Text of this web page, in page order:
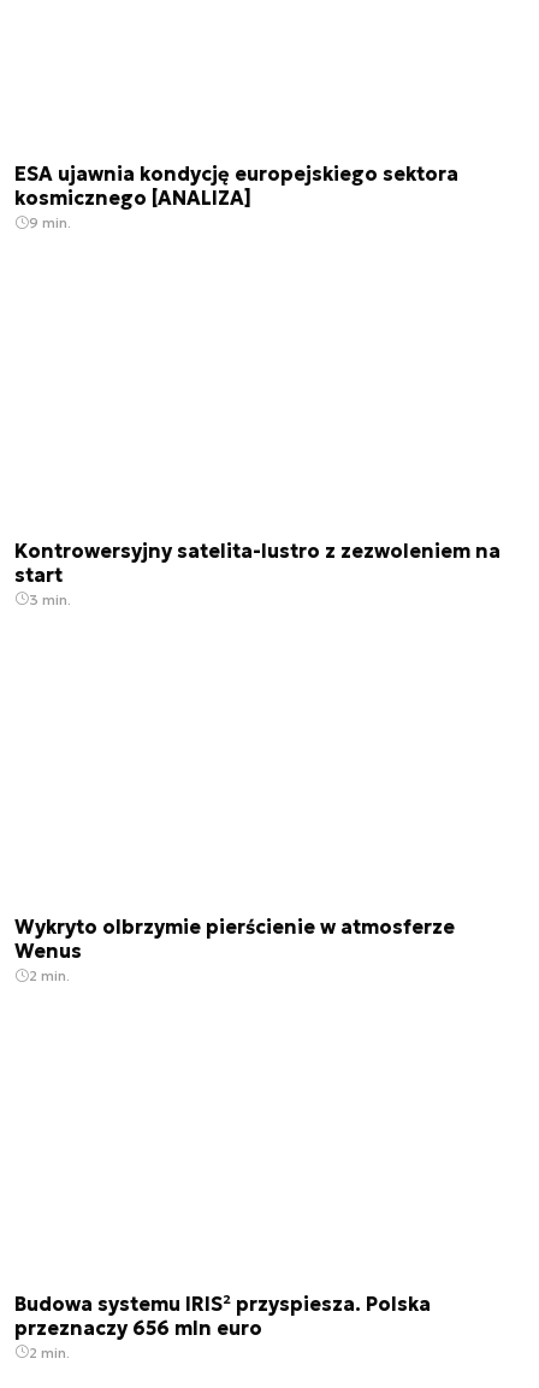
ESA ujawnia kondycję europejskiego sektora
kosmicznego [ANALIZA]
9 min.
Kontrowersyjny satelita-lustro z zezwoleniem na
start
3 min.
Wykryto olbrzymie pierścienie w atmosferze
Wenus
2 min.
Budowa systemu IRIS² przyspiesza. Polska
przeznaczy 656 mln euro
2 min.